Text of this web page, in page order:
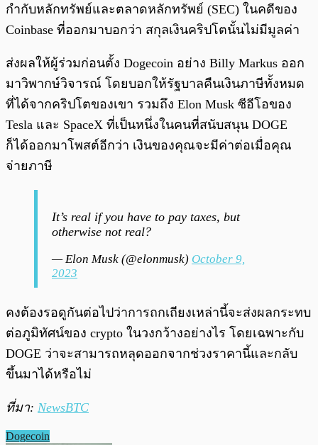
กำกับหลักทรัพย์และตลาดหลักทรัพย์ (SEC) ในคดีของ
Coinbase ที่ออกมาบอกว่า สกุลเงินคริปโตนั้นไม่มีมูลค่า
ส่งผลให้ผู้ร่วมก่อนตั้ง Dogecoin อย่าง Billy Markus ออก
มาวิพากษ์วิจารณ์ โดยบอกให้รัฐบาลคืนเงินภาษีทั้งหมด
ที่ได้จากคริปโตของเขา รวมถึง Elon Musk ซีอีโอของ
Tesla และ SpaceX ที่เป็นหนึ่งในคนที่สนับสนุน DOGE
ก็ได้ออกมาโพสต์อีกว่า เงินของคุณจะมีค่าต่อเมื่อคุณ
จ่ายภาษี
It’s real if you have to pay taxes, but
otherwise not real?
— Elon Musk (@elonmusk) October 9,
2023
คงต้องรอดูกันต่อไปว่าการถกเถียงเหล่านี้จะส่งผลกระทบ
ต่อภูมิทัศน์ของ crypto ในวงกว้างอย่างไร โดยเฉพาะกับ
DOGE ว่าจะสามารถหลุดออกจากช่วงราคานี้และกลับ
ขึ้นมาได้หรือไม่
ที่มา: NewsBTC
Dogecoin